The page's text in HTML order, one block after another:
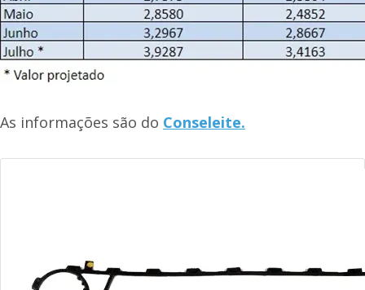
As informações são do Conseleite.